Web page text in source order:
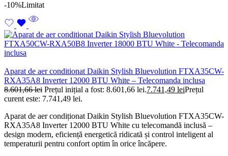
-10%Limitat
Aparat de aer conditionat Daikin Stylish Bluevolution FTXA35CW-
RXA35A8 Inverter 12000 BTU White – Telecomanda inclusa
8.601,66lei Prețul inițial a fost: 8.601,66 lei.7.741,49 leiPrețul
curent este: 7.741,49 lei.
Aparat de aer condiționat Daikin Stylish Bluevolution FTXA35CW-
RXA35A8 Inverter 12000 BTU White cu telecomandă inclusă –
design modern, eficiență energetică ridicată și control inteligent al
temperaturii pentru confort optim în orice încăpere.